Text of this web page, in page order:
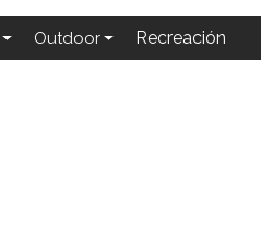
Outdoor Recreación